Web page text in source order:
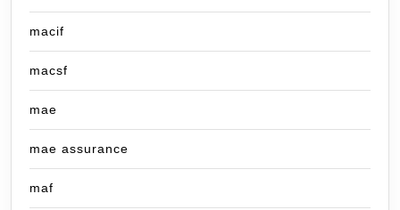
macif
macsf
mae
mae assurance
maf